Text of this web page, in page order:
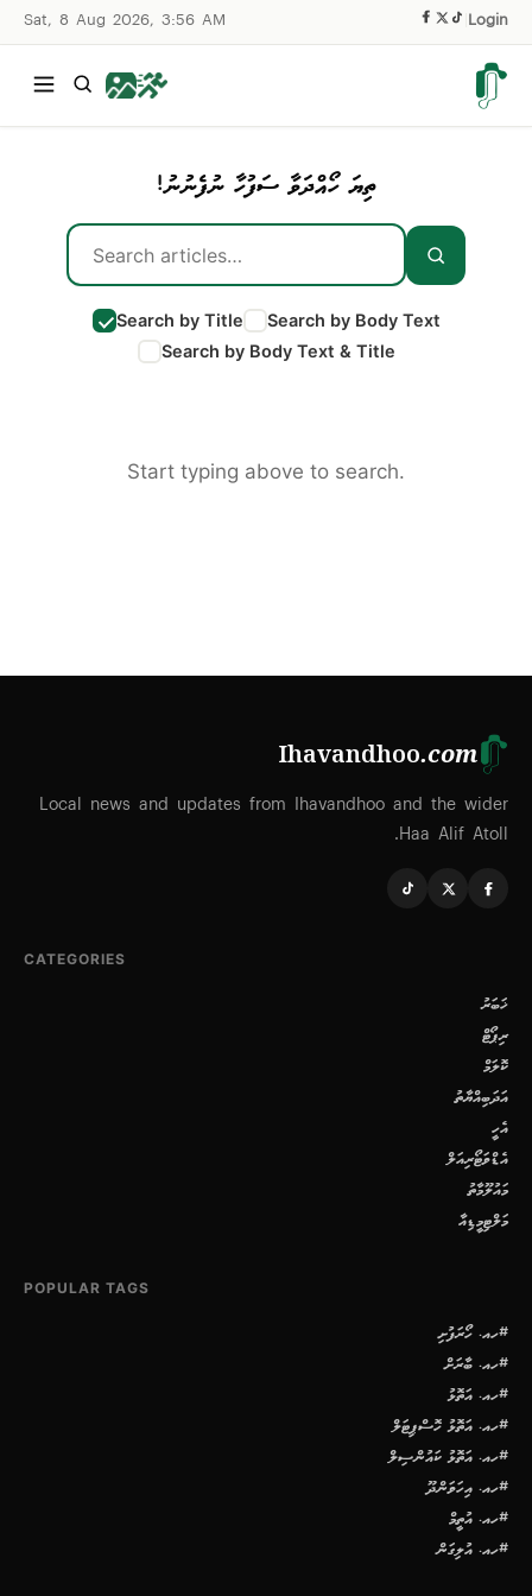
Sat, 8 Aug 2026, 3:56 AM Login
ތިޔަ ހޯއްދަވާ ސަފުހާ ނުފެނުނު!
Search by Title
Search by Body Text
Search by Body Text & Title
Start typing above to search.
Ihavandhoo.com
Local news and updates from Ihavandhoo and the wider
Haa Alif Atoll.
CATEGORIES
ޚަބަރު
ރިޕޯޓް
ކޮލަމް
އަދަބިއްޔާތު
އެހީ
އެޑްވަޓޯރިއަލް
މައުލޫމާތު
މަލްޓިމީޑިއާ
POPULAR TAGS
#ހއ. ހޯރަފުށި
#ހއ. ބާރަށް
#ހއ. އަތޮޅު
#ހއ. އަތޮޅު ހޮސްޕިޓަލް
#ހއ. އަތޮޅު ކައުންސިލް
#ހއ. އިހަވަންދޫ
#ހއ. އުތީމް
#ހއ. އުލިގަން